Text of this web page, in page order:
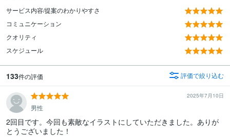
サービス内容/提案のわかりやすさ
コミュニケーション
クオリティ
スケジュール
133件の評価 評価で絞り込む
2025年7月10日
男性
2回目です。今回も素敵なイラストにしていただきました。ありが
とうございました！